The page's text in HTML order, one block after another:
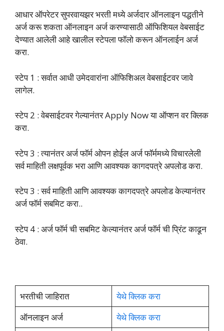
आधार ऑपरेटर सुपरवायझर भरती मध्ये अर्जदार ऑनलाइन पद्धतीने
अर्ज करू शकता ऑनलाइन अर्ज करण्यासाठी ऑफिशियल वेबसाईट
देण्यात आलेली आहे खालील स्टेपला फॉलो करून ऑनलाईन अर्ज
करा.
स्टेप 1 : सर्वात आधी उमेदवारांना ऑफिशिअल वेबसाईटवर जावे
लागेल.
स्टेप 2 : वेबसाईटवर गेल्यानंतर Apply Now या ऑप्शन वर क्लिक
करा.
स्टेप 3 : त्यानंतर अर्ज फॉर्म ओपन होईल अर्ज फॉर्ममध्ये विचारलेली
सर्व माहिती लक्षपूर्वक भरा आणि आवश्यक कागदपत्रे अपलोड करा.
स्टेप 3 : सर्व माहिती आणि आवश्यक कागदपत्रे अपलोड केल्यानंतर
अर्ज फॉर्म सबमिट करा..
स्टेप 4 : अर्ज फॉर्म ची सबमिट केल्यानंतर अर्ज फॉर्म ची प्रिंट काढून
ठेवा.
भरतीची जाहिरात
येथे क्लिक करा
ऑनलाइन अर्ज
येथे क्लिक करा